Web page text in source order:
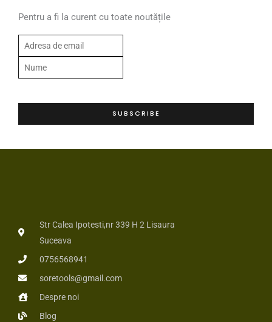
Pentru a fi la curent cu toate noutățile
u
m
*
SUBSCRIBE
Str Calea Ipotesti,nr 339 H 2 Lisaura
Suceava
0756568941
soretools@gmail.com
Despre noi
Blog